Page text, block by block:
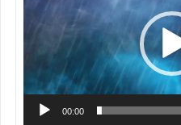
vídeo
00:00